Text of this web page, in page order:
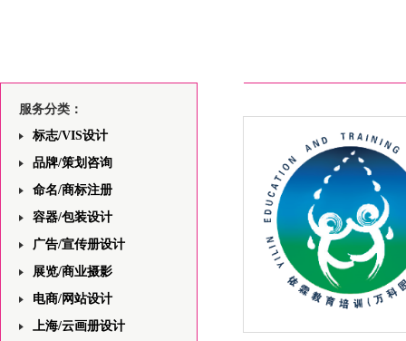
服务分类：
标志/VIS设计
品牌/策划咨询
命名/商标注册
容器/包装设计
广告/宣传册设计
展览/商业摄影
电商/网站设计
上海/云画册设计